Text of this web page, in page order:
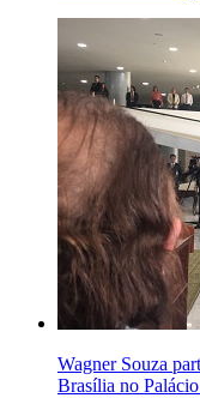
Wagner Souza
Brasília no